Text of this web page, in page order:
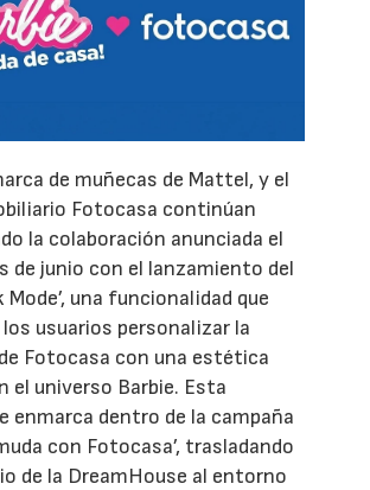
de muñecas de Mattel, y el
Fotocasa continúan
la colaboración anunciada el
de junio con el lanzamiento del
Mode’, una funcionalidad que
usuarios personalizar la
Fotocasa con una estética
el universo Barbie. Esta
enmarca dentro de la campaña
con Fotocasa’, trasladando
de la DreamHouse al entorno